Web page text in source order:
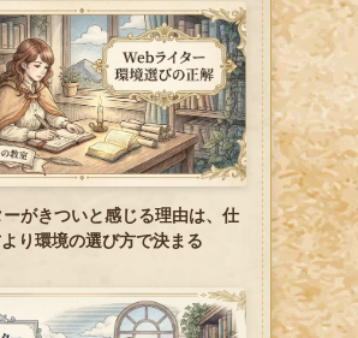
がきついと感じる理由は、仕
り環境の選び方で決まる